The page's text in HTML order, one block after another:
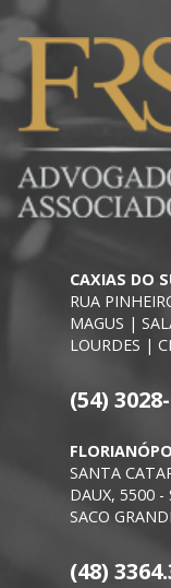
CAXIAS DO
RUA
MAGUS |
LOURDES |
(54)
SANTA
DAUX, 5500 -
SACO
(48)